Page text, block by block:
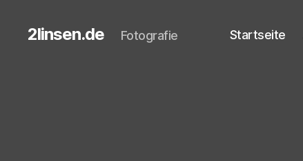
2linsen.de Fotografie Startseite